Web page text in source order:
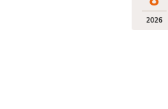
2026